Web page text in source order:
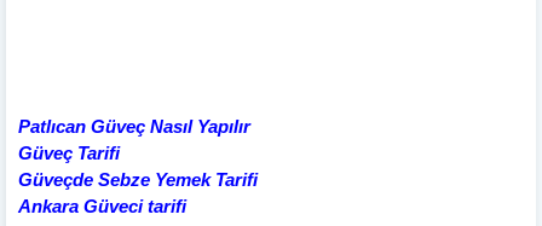
Patlıcan Güveç Nasıl Yapılır
Güveç Tarifi
Güveçde Sebze Yemek Tarifi
Ankara Güveci tarifi